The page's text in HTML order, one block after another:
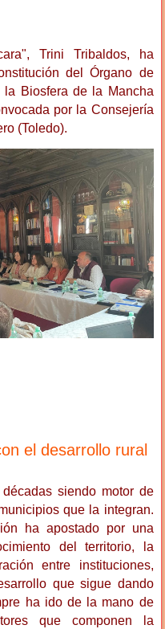
Trini Tribaldos, ha
del Órgano de
Biosfera de la Mancha
por la Consejería
(Toledo).
el desarrollo rural
siendo motor de
que la integran.
ha apostado por una
del territorio, la
entre instituciones,
que sigue dando
ha ido de la mano de
que componen la